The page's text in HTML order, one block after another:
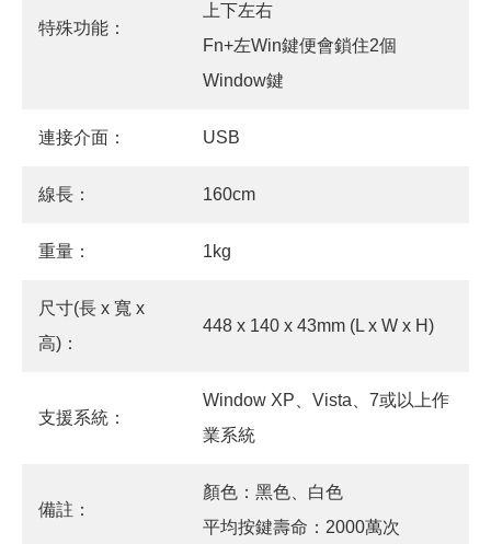
特殊功能：
上下左右
Fn+左Win鍵便會鎖住2個
Window鍵
連接介面： USB
線長： 160cm
重量： 1kg
尺寸(長 x 寬 x
高)：
448 x 140 x 43mm (L x W x H)
支援系統：
Window XP、Vista、7或以上作
業系統
備註：
顏色：黑色、白色
平均按鍵壽命：2000萬次